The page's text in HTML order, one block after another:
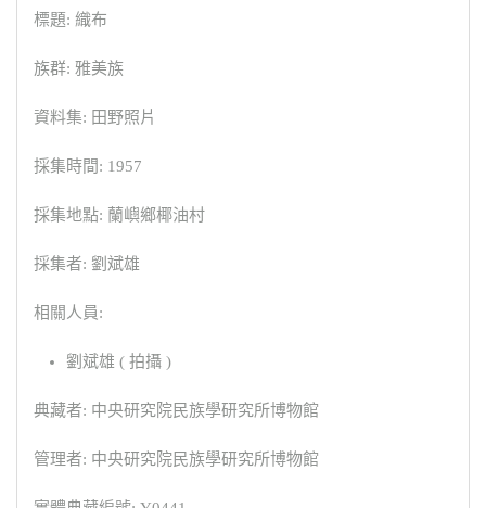
標題: 織布
族群: 雅美族
資料集: 田野照片
採集時間: 1957
採集地點: 蘭嶼鄉椰油村
採集者: 劉斌雄
相關人員:
劉斌雄 ( 拍攝 )
典藏者: 中央研究院民族學研究所博物館
管理者: 中央研究院民族學研究所博物館